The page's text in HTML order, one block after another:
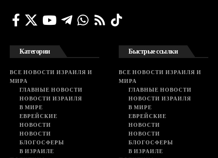
Категории
ВСЕ НОВОСТИ ИЗРАИЛЯ И
МИРА
ГЛАВНЫЕ НОВОСТИ
НОВОСТИ ИЗРАИЛЯ
В МИРЕ
ЕВРЕЙСКИЕ
НОВОСТИ
НОВОСТИ
БЛОГОСФЕРЫ
В ИЗРАИЛЕ
Быстрые ссылки
ВСЕ НОВОСТИ ИЗРАИЛЯ И
МИРА
ГЛАВНЫЕ НОВОСТИ
НОВОСТИ ИЗРАИЛЯ
В МИРЕ
ЕВРЕЙСКИЕ
НОВОСТИ
НОВОСТИ
БЛОГОСФЕРЫ
В ИЗРАИЛЕ